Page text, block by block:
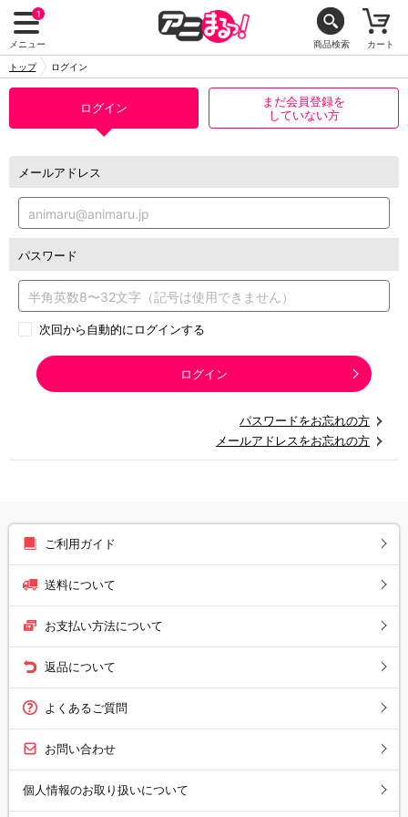
1
メニュー 商品検索 カート
トップ ログイン
ログイン
まだ会員登録を
していない方
メールアドレス
パスワード
次回から自動的にログインする
ログイン
パスワードをお忘れの方
メールアドレスをお忘れの方
ご利用ガイド
送料について
お支払い方法について
返品について
よくあるご質問
お問い合わせ
個人情報のお取り扱いについて